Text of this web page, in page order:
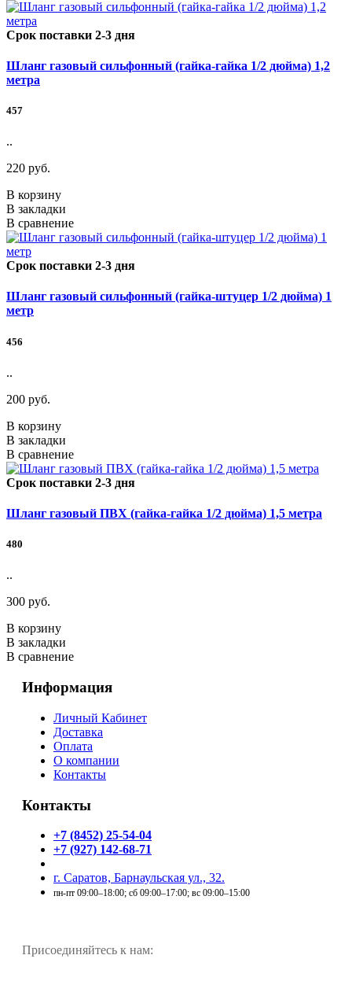
Срок поставки 2-3 дня
Шланг газовый сильфонный (гайка-гайка 1/2 дюйма) 1,2
метра
457
..
220 руб.
В корзину
В закладки
В сравнение
Срок поставки 2-3 дня
Шланг газовый сильфонный (гайка-штуцер 1/2 дюйма) 1
метр
456
..
200 руб.
В корзину
В закладки
В сравнение
Срок поставки 2-3 дня
Шланг газовый ПВХ (гайка-гайка 1/2 дюйма) 1,5 метра
480
..
300 руб.
В корзину
В закладки
В сравнение
Информация
Личный Кабинет
Доставка
Оплата
О компании
Контакты
Контакты
+7 (8452) 25-54-04
+7 (927) 142-68-71
г. Саратов, Барнаульская ул., 32.
пн-пт 09:00–18:00; сб 09:00–17:00; вс 09:00–15:00
Присоединяйтесь к нам: